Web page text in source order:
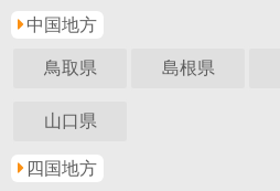
中国地方
鳥取県 島根県
山口県
四国地方